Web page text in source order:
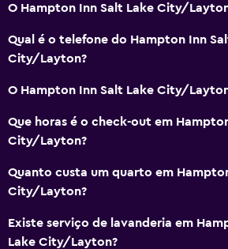
O Hampton Inn Salt Lake City/
Qual é o telefone do Hampton Inn
City/Layton?
O Hampton Inn Salt Lake City/
Que horas é o check-out em
City/Layton?
Quanto custa um quarto em
City/Layton?
Existe serviço de lavanderia em
Lake City/Layton?